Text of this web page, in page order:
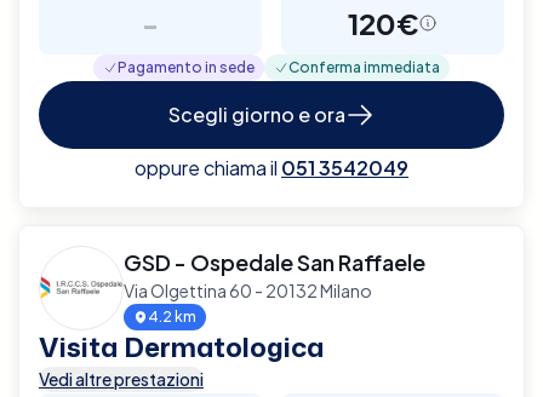
- 120€
Pagamento in sede Conferma immediata
Scegli giorno e ora
oppure chiama il 051 3542049
GSD - Ospedale San Raffaele
Via Olgettina 60 - 20132 Milano
4.2 km
Visita Dermatologica
Vedi altre prestazioni